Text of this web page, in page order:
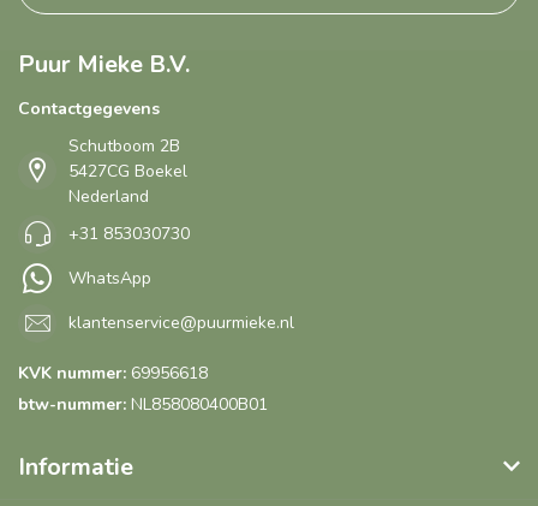
Puur Mieke B.V.
Contactgegevens
Schutboom 2B
5427CG Boekel
Nederland
+31 853030730
WhatsApp
klantenservice@puurmieke.nl
KVK nummer: 69956618
btw-nummer: NL858080400B01
Informatie